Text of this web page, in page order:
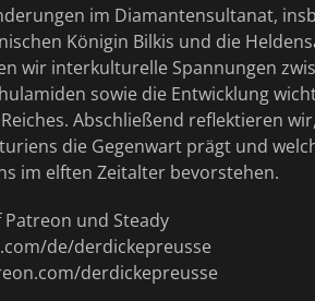
im Diamantensultanat,
Königin Bilkis und die
wir interkulturelle Spannungen
sowie die Entwicklung
Abschließend reflektieren
die Gegenwart prägt und
im elften Zeitalter bevorstehen.
und Steady
de/derdickepreusse
derdickepreusse